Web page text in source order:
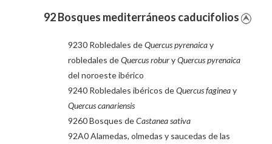
92 Bosques mediterráneos caducifolios
9230 Robledales deQuercus pyrenaicay
robledales deQuercus roburyQuercus pyrenaica
del noroeste ibérico
9240 Robledales ibéricos deQuercus fagineay
Quercus canariensis
9260 Bosques deCastanea sativa
92A0 Alamedas, olmedas y saucedas de las